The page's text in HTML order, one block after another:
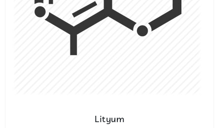
Lityum